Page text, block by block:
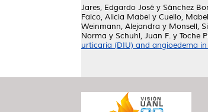
Jares, Edgardo José y Sánchez
Falco, Alicia Mabel y Cuello,
Weinmann, Alejandra y Monsell,
Norma y Schuhl, Juan F. y Toche
urticaria (DIU) and angioedema